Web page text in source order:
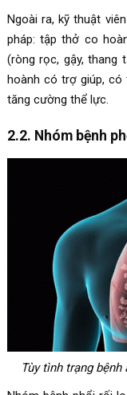
Ngoài ra, kỹ thuật
pháp: tập thở co
(ròng rọc, gậy, thang
hoành có trợ giúp, có
tăng cường thể lực.
2.2. Nhóm bệnh
Tùy tình trạng